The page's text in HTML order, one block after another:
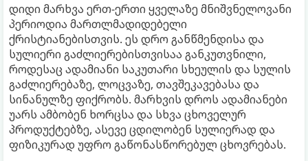
დიდი მარხვა ერთ-ერთი ყველაზე მნიშვნელოვანი
პერიოდია მართლმადიდებელი
ქრისტიანებისთვის. ეს დრო განწმენდისა და
სულიერი გაძლიერებისთვისაა განკუთვნილი,
როდესაც ადამიანი საკუთარი სხეულის და სულის
გაძლიერებაზე, ლოცვაზე, თავშეკავებასა და
სინანულზე ფიქრობს. მარხვის დროს ადამიანები
უარს ამბობენ ხორცსა და სხვა ცხოველურ
პროდუქტებზე, ასევე ცდილობენ სულიერად და
ფიზიკურად უფრო გაწონასწორებულ ცხოვრებას.